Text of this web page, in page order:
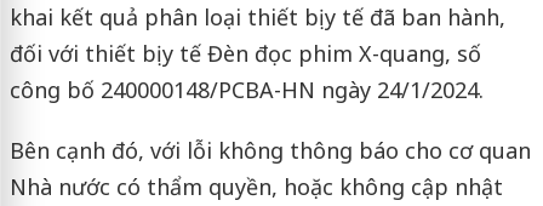
khai kết quả phân loại thiết bị y tế đã ban hành,
đối với thiết bị y tế Đèn đọc phim X-quang, số
công bố 240000148/PCBA-HN ngày 24/1/2024.
Bên cạnh đó, với lỗi không thông báo cho cơ quan
Nhà nước có thẩm quyền, hoặc không cập nhật